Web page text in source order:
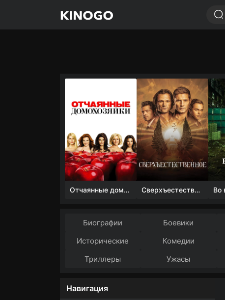
Отчаянные домохозяйки (1 сезон) Сверхъестественное
Биографии Боевики
Исторические
Комедии
Триллеры
Ужасы
Навигация